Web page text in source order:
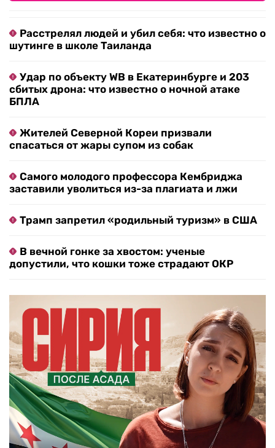
Расстрелял людей и убил себя: что известно о
шутинге в школе Таиланда
Удар по объекту WB в Екатеринбурге и 203
сбитых дрона: что известно о ночной атаке
БПЛА
Жителей Северной Кореи призвали
спасаться от жары супом из собак
Самого молодого профессора Кембриджа
заставили уволиться из-за плагиата и лжи
Трамп запретил «родильный туризм» в США
В вечной гонке за хвостом: ученые
допустили, что кошки тоже страдают ОКР